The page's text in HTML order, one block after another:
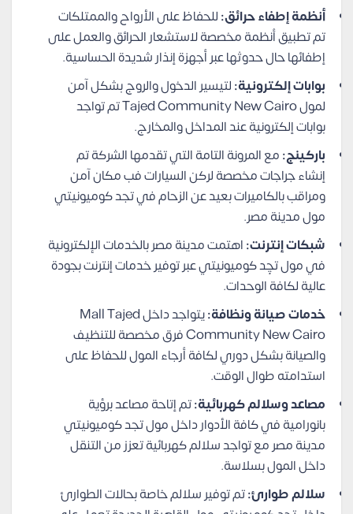
أنظمة إطفاء حرائق:للحفاظ على الأرواح والممتلكات
تم تطبيق أنظمة مخصصة لاستشعار الحرائق والعمل على
إطفائها حال حدوثها عبر أجهزة إنذار شديدة الحساسية.
بوابات إلكترونية:لتيسير الدخول والروج بشكل آمن
لمول Tajed Community New Cairo تم تواجد
بوابات إلكترونية عند المداخل والمخارج.
باركينج:مع المرونة التامة التي تقدمها الشركة تم
إنشاء جراجات مخصصة لركن السيارات فب مكان آمن
ومراقب بالكاميرات بعيد عن الزحام في تجد كوميونيتي
مول مدينة مصر.
شبكات إنترنت:اهتمت مدينة مصر بالخدمات الإلكترونية
في مول تچِد كوميونيتي عبر توفير خدمات إنترنت بجودة
عالية لكافة الوحدات.
خدمات صيانة ونظافة:
يتواجد داخل Mall Tajed
Community New Cairo فرق مخصصة للتنظيف
والصيانة بشكل دوري لكافة أرجاء المول للحفاظ على
استدامته طوال الوقت.
مصاعد وسلالم كهربائية:تم إتاحة مصاعد برؤية
بانورامية في كافة الأدوار داخل مول تجد كوميونيتي
مدينة مصر مع تواجد سلالم كهربائية تعزز من التنقل
داخل المول بسلاسة.
سلالم طوارئ:تم توفير سلالم خاصة بحالات الطوارئ